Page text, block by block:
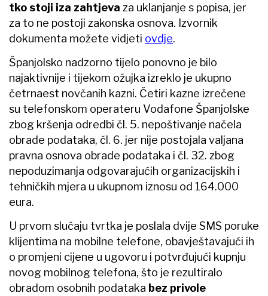
tko stoji iza zahtjeva za uklanjanje s popisa, jer
za to ne postoji zakonska osnova. Izvornik
dokumenta možete vidjeti ovdje.
Španjolsko nadzorno tijelo ponovno je bilo
najaktivnije i tijekom ožujka izreklo je ukupno
četrnaest novčanih kazni. Četiri kazne izrečene
su telefonskom operateru Vodafone Španjolske
zbog kršenja odredbi čl. 5. nepoštivanje načela
obrade podataka, čl. 6. jer nije postojala valjana
pravna osnova obrade podataka i čl. 32. zbog
nepoduzimanja odgovarajućih organizacijskih i
tehničkih mjera u ukupnom iznosu od 164.000
eura.
U prvom slučaju tvrtka je poslala dvije SMS poruke
klijentima na mobilne telefone, obavještavajući ih
o promjeni cijene u ugovoru i potvrđujući kupnju
novog mobilnog telefona, što je rezultiralo
obradom osobnih podataka bez privole